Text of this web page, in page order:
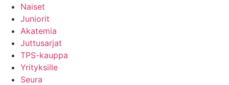
Naiset
Juniorit
Akatemia
Juttusarjat
TPS-kauppa
Yrityksille
Seura